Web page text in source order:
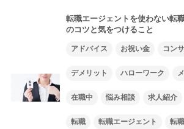
転職エージェントを使わない転
のコツと気をつけること
アドバイス お祝い金 コン
デメリット ハローワーク
在職中 悩み相談 求人紹介
転職 転職エージェント 転